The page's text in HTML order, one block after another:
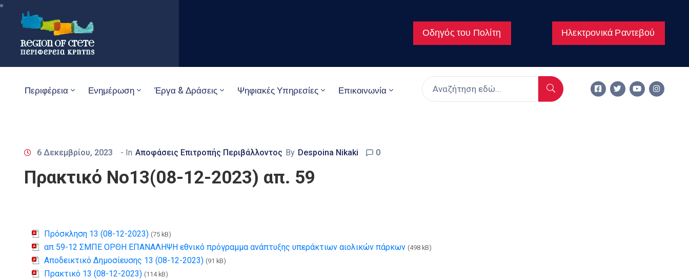
Οδηγός του Πολίτη Ηλεκτρονικά Ραντεβού
Περιφέρεια Ενημέρωση Έργα & Δράσεις Ψηφιακές Υπηρεσίες Επικοινωνία
6 Δεκεμβρίου, 2023 - In Αποφάσεις Επιτροπής Περιβάλλοντος By Despoina Nikaki 0
Πρακτικό Νο13(08-12-2023) απ. 59
Πρόσκληση 13 (08-12-2023) (75 kB)
απ 59-12 ΣΜΠΕ ΟΡΘΗ ΕΠΑΝΑΛΗΨΗ εθνικό πρόγραμμα ανάπτυξης υπεράκτιων αιολικών πάρκων (498 kB)
Αποδεικτικό Δημοσίευσης 13 (08-12-2023) (91 kB)
Πρακτικό 13 (08-12-2023) (114 kB)